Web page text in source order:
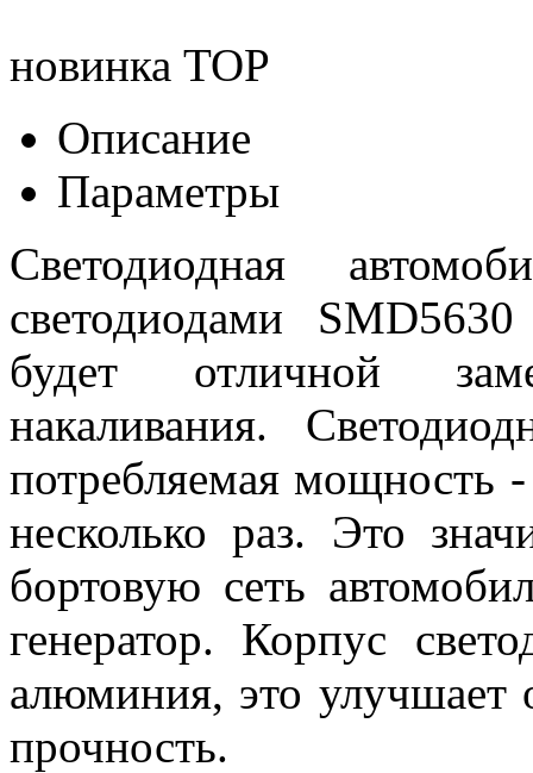
новинка TOP
Описание
Параметры
Светодиодная
светодиодами
будет отличной
накаливания.
потребляемая мощность
несколько раз. Это
бортовую сеть
генератор. Корпус
алюминия, это
прочность.